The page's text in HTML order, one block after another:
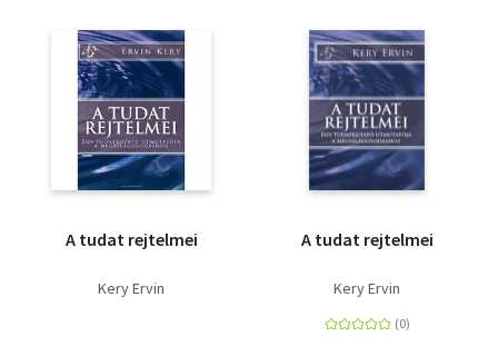
A tudat rejtelmei
Kery Ervin
A tudat rejtelmei
Kery Ervin